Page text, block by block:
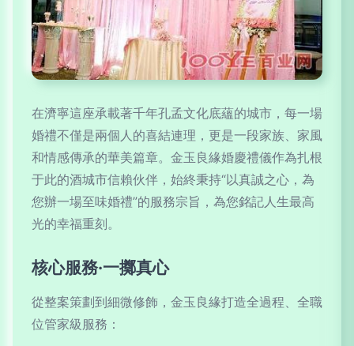
在濟寧這座承載著千年孔孟文化底蘊的城市，每一場
婚禮不僅是兩個人的喜結連理，更是一段家族、家風
和情感傳承的華美篇章。金玉良緣婚慶禮儀作為扎根
于此的酒城市信賴伙伴，始終秉持“以真誠之心，為
您辦一場至味婚禮”的服務宗旨，為您銘記人生最高
光的幸福重刻。
核心服務·一擲真心
從整案策劃到細微修飾，金玉良緣打造全過程、全職
位管家級服務：